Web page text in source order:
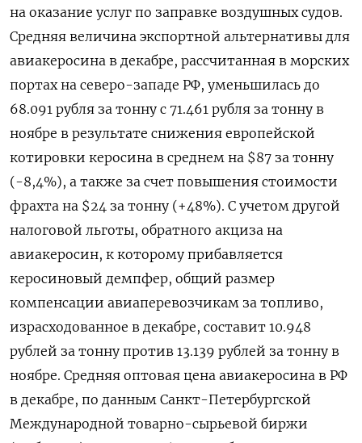
на оказание услуг по заправке воздушных судов.
Средняя величина экспортной альтернативы для
авиакеросина в декабре, рассчитанная в морских
портах на северо-западе РФ, уменьшилась до
68.091 рубля за тонну с 71.461 рубля за тонну в
ноябре в результате снижения европейской
котировки керосина в среднем на $87 за тонну
(-8,4%), а также за счет повышения стоимости
фрахта на $24 за тонну (+48%). С учетом другой
налоговой льготы, обратного акциза на
авиакеросин, к которому прибавляется
керосиновый демпфер, общий размер
компенсации авиаперевозчикам за топливо,
израсходованное в декабре, составит 10.948
рублей за тонну против 13.139 рублей за тонну в
ноябре. Средняя оптовая цена авиакеросина в РФ
в декабре, по данным Санкт-Петербургской
Международной товарно-сырьевой биржи